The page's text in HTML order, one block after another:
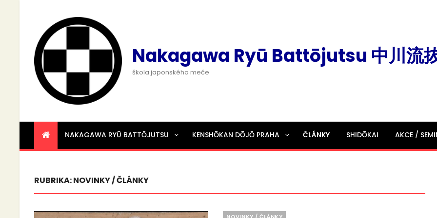
Nakagawa Ryū Battōjutsu 中川流
škola japonského meče
NAKAGAWA RYŪ BATTŌJUTSU KENSHŌKAN DŌJŌ PRAHA ČLÁNKY SHIDŌKAI AKCE /
RUBRIKA:NOVINKY / ČLÁNKY
Categories